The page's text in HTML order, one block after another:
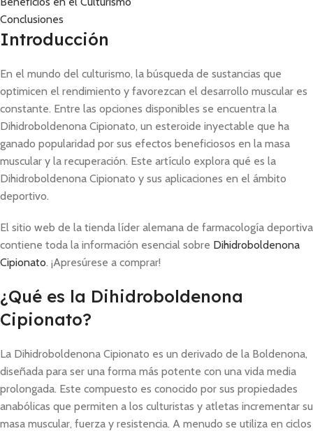
Conclusiones
Introducción
En el mundo del culturismo, la búsqueda de sustancias que
optimicen el rendimiento y favorezcan el desarrollo muscular es
constante. Entre las opciones disponibles se encuentra la
Dihidroboldenona Cipionato, un esteroide inyectable que ha
ganado popularidad por sus efectos beneficiosos en la masa
muscular y la recuperación. Este artículo explora qué es la
Dihidroboldenona Cipionato y sus aplicaciones en el ámbito
deportivo.
El sitio web de la tienda líder alemana de farmacología deportiva
contiene toda la información esencial sobre Dihidroboldenona
Cipionato. ¡Apresúrese a comprar!
¿Qué es la Dihidroboldenona
Cipionato?
La Dihidroboldenona Cipionato es un derivado de la Boldenona,
diseñada para ser una forma más potente con una vida media
prolongada. Este compuesto es conocido por sus propiedades
anabólicas que permiten a los culturistas y atletas incrementar su
masa muscular, fuerza y resistencia. A menudo se utiliza en ciclos